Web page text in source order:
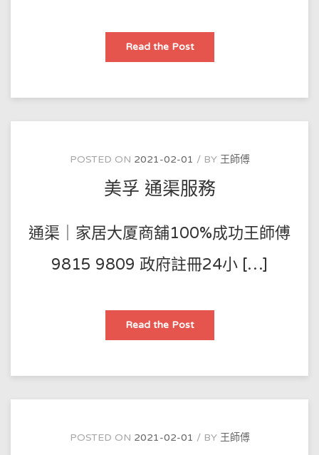
Read the Post通
水
麽？
用？
POSTED ON 2021-02-01 BY 王師傅
美孚 通渠服務
通渠｜家居大厦商舖100%成功王師傅
9815 9809 政府註冊24小 […]
Read the Post美
通
務
POSTED ON 2021-02-01 BY 王師傅